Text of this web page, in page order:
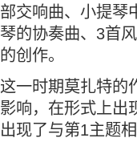
部交响曲、小提琴
琴的协奏曲、3首
的创作。
这一时期莫扎特的
影响，在形式上出
出现了与第1主题